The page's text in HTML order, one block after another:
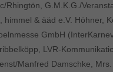
Rhingtön, G.M.K.G./
himmel & ääd e.V. Höhner,
GmbH
LVR-
Manfred Damschke,